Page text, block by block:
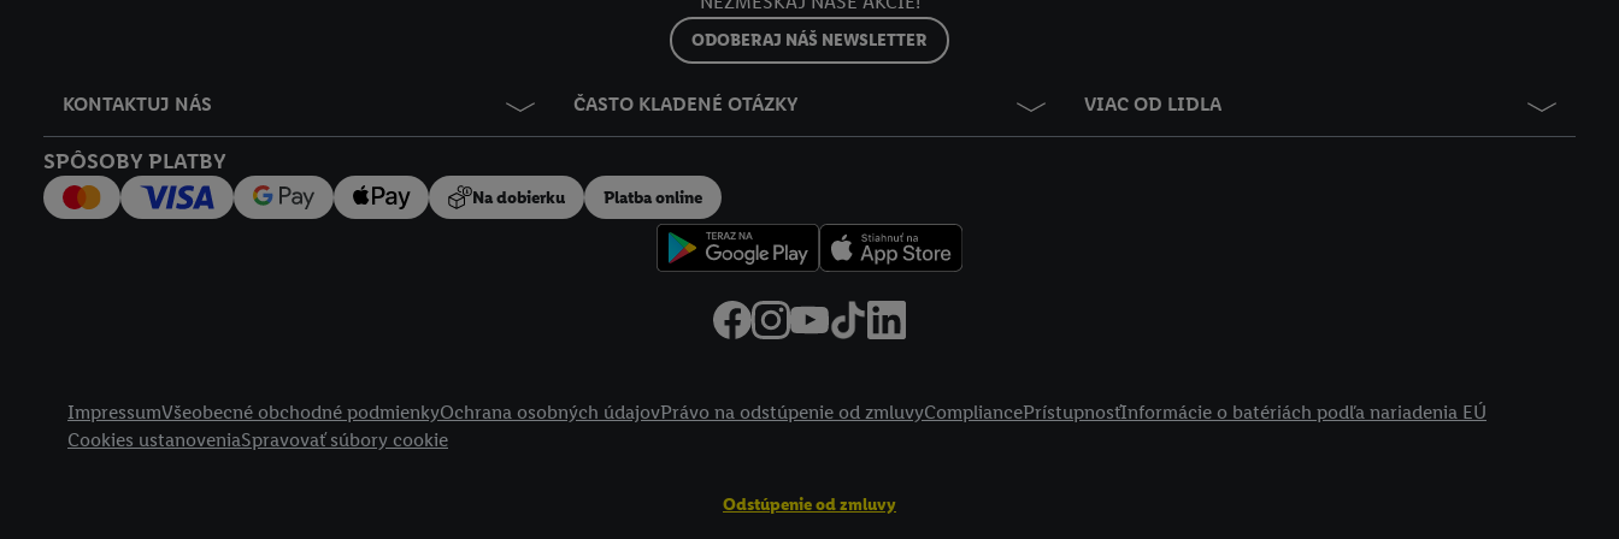
ODOBERAJ NÁŠ NEWSLETTER
KONTAKTUJ NÁS ČASTO KLADENÉ OTÁZKY VIAC OD LIDLA
SPÔSOBY PLATBY
Na dobierku Platba online
ImpressumVšeobecné obchodné podmienkyOchrana osobných údajovPrávo na odstúpenie od zmluvyCompliancePrístupnosťInformácie o batériách podľa nariadenia EÚ
Cookies ustanoveniaSpravovať súbory cookie
Odstúpenie od zmluvy